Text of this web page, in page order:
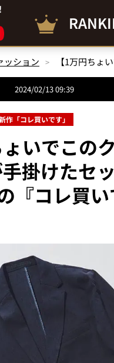
ッション
2024/02/13 09:39
作「コレ買いです」
ょいでこの
掛けたセ
『コレ買